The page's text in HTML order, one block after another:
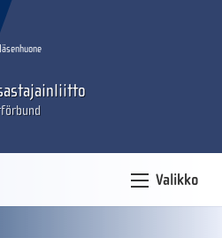
Jäsenhuone
Valikko